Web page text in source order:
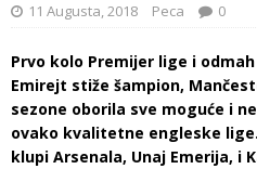
11 Augusta, 2018 Peca 0
Prvo kolo Premijer lige i
Emirejt stiže šampion,
sezone oborila sve moguće i
ovako kvalitetne engleske
klupi Arsenala, Unaj Emerija, i